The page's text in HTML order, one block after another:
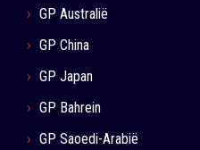
GP Australië
GP China
GP Japan
GP Bahrein
GP Saoedi-Arabië